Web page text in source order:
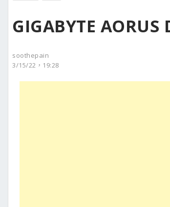
GIGABYTE
soothepain
3/15/22，19:28